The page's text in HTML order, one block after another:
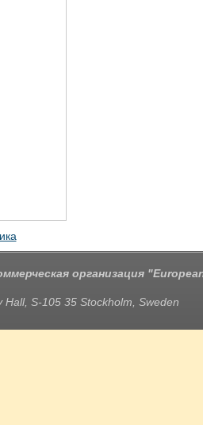
организация
Hall, S-105 35 Stockholm, Sweden